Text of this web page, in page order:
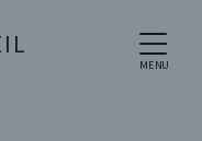
MENU